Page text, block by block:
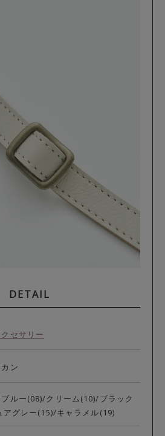
DETAIL
セサリー
ン
ルー(08)/クリーム(10)/ブラック
アグレー(15)/キャラメル(19)